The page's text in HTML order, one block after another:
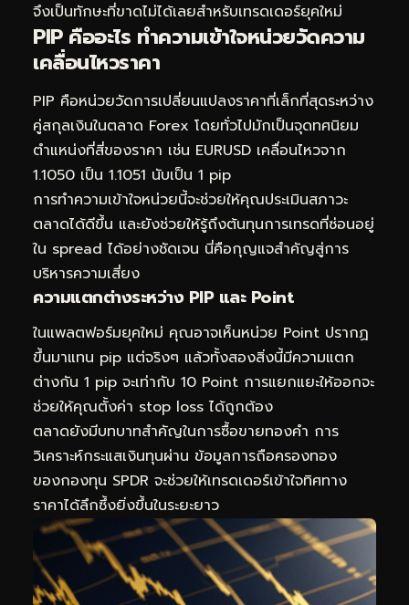
จึงเป็นทักษะที่ขาดไม่ได้เลยสำหรับเทรดเดอร์ยุคใหม่
PIP คืออะไร ทำความเข้าใจหน่วยวัดความ
เคลื่อนไหวราคา
PIP คือหน่วยวัดการเปลี่ยนแปลงราคาที่เล็กที่สุดระหว่าง
คู่สกุลเงินในตลาด Forex โดยทั่วไปมักเป็นจุดทศนิยม
ตำแหน่งที่สี่ของราคา เช่น EURUSD เคลื่อนไหวจาก
1.1050 เป็น 1.1051 นับเป็น 1 pip
การทำความเข้าใจหน่วยนี้จะช่วยให้คุณประเมินสภาวะ
ตลาดได้ดีขึ้น และยังช่วยให้รู้ถึงต้นทุนการเทรดที่ซ่อนอยู่
ใน spread ได้อย่างชัดเจน นี่คือกุญแจสำคัญสู่การ
บริหารความเสี่ยง
ความแตกต่างระหว่าง PIP และ Point
ในแพลตฟอร์มยุคใหม่ คุณอาจเห็นหน่วย Point ปรากฏ
ขึ้นมาแทน pip แต่จริงๆ แล้วทั้งสองสิ่งนี้มีความแตก
ต่างกัน 1 pip จะเท่ากับ 10 Point การแยกแยะให้ออกจะ
ช่วยให้คุณตั้งค่า stop loss ได้ถูกต้อง
ตลาดยังมีบทบาทสำคัญในการซื้อขายทองคำ การ
วิเคราะห์กระแสเงินทุนผ่าน ข้อมูลการถือครองทอง
ของกองทุน SPDR จะช่วยให้เทรดเดอร์เข้าใจทิศทาง
ราคาได้ลึกซึ้งยิ่งขึ้นในระยะยาว